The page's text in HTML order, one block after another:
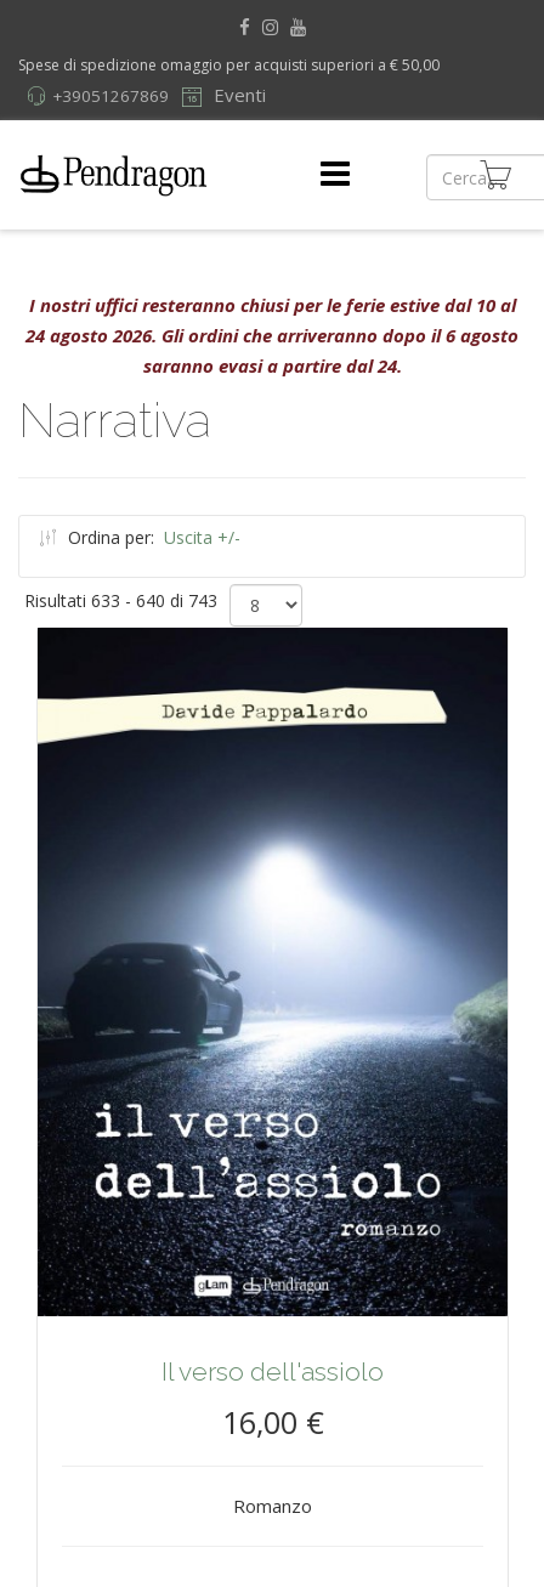
Spese di spedizione omaggio per acquisti superiori a € 50,00
Eventi
+39051267869
I nostri uffici resteranno chiusi per le ferie estive dal 10 al
24 agosto 2026. Gli ordini che arriveranno dopo il 6 agosto
saranno evasi a partire dal 24.
Narrativa
Ordina per: Uscita +/-
Risultati 633 - 640 di 743
Il verso dell'assiolo
16,00 €
Romanzo